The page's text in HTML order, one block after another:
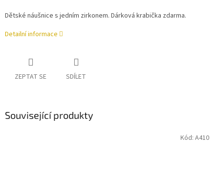
Dětské náušnice s jedním zirkonem. Dárková krabička zdarma.
Detailní informace
ZEPTAT SE SDÍLET
Související produkty
Kód: A410